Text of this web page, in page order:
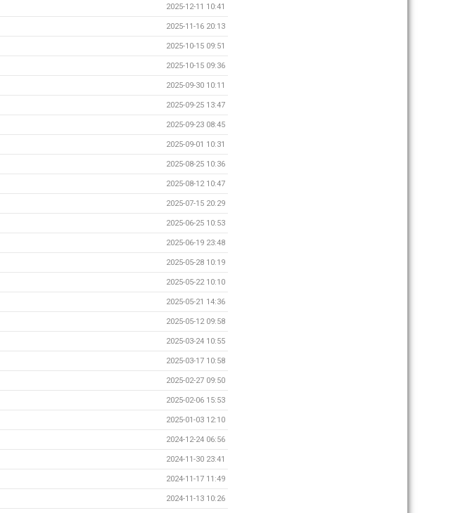
2025-12-11 10:41
2025-11-16 20:13
2025-10-15 09:51
2025-10-15 09:36
2025-09-30 10:11
2025-09-25 13:47
2025-09-23 08:45
2025-09-01 10:31
2025-08-25 10:36
2025-08-12 10:47
2025-07-15 20:29
2025-06-25 10:53
2025-06-19 23:48
2025-05-28 10:19
2025-05-22 10:10
2025-05-21 14:36
2025-05-12 09:58
2025-03-24 10:55
2025-03-17 10:58
2025-02-27 09:50
2025-02-06 15:53
2025-01-03 12:10
2024-12-24 06:56
2024-11-30 23:41
2024-11-17 11:49
2024-11-13 10:26